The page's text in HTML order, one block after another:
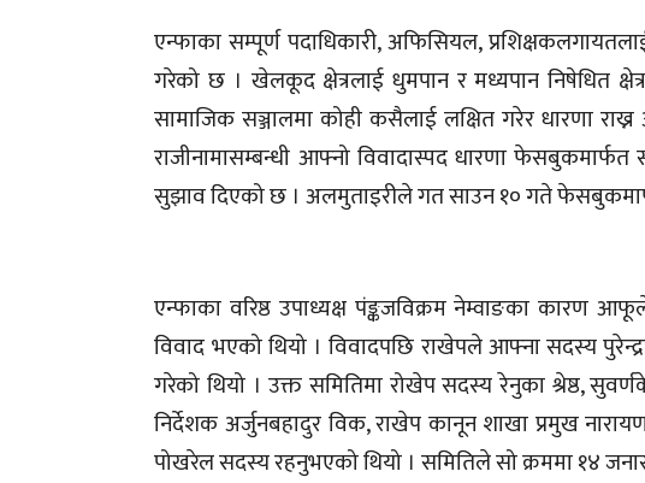
एन्फाका सम्पूर्ण पदाधिकारी, अफिसियल,
गरेको छ । खेलकूद क्षेत्रलाई धुमपान र मध्यपान निषेधित
सामाजिक सञ्जालमा कोही कसैलाई लक्षित गरेर धारणा
राजीनामासम्बन्धी आफ्नो विवादास्पद धारणा
सुझाव दिएको छ । अलमुताइरीले गत साउन १० गते
एन्फाका वरिष्ठ उपाध्यक्ष पंङ्कजविक्रम नेम्वाङका कारण
विवाद भएको थियो । विवादपछि राखेपले आफ्ना सदस्य
गरेको थियो । उक्त समितिमा रोखेप सदस्य रेनुका श्रेष्ठ,
निर्देशक अर्जुनबहादुर विक, राखेप कानून शाखा प्रमुख
पोखरेल सदस्य रहनुभएको थियो । समितिले सो क्रममा १४